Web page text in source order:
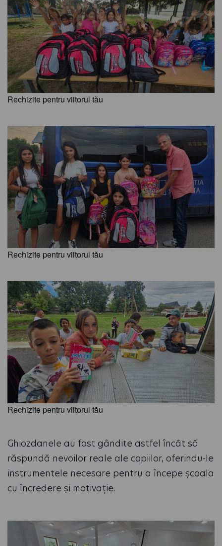
Rechizite pentru viitorul tău
Rechizite pentru viitorul tău
Rechizite pentru viitorul tău
Ghiozdanele au fost gândite astfel încât să
răspundă nevoilor reale ale copiilor, oferindu-le
instrumentele necesare pentru a începe școala
cu încredere și motivație.